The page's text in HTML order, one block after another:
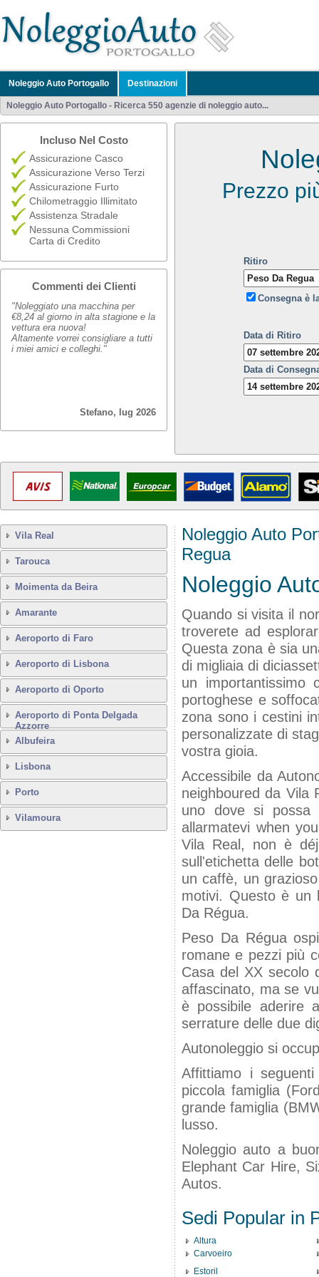
Noleggio Auto Portogallo Destinazioni
Noleggio Auto Portogallo - Ricerca 550 agenzie di noleggio auto...
Incluso Nel Costo
Assicurazione Casco
Assicurazione Verso Terzi
Assicurazione Furto
Chilometraggio Illimitato
Assistenza Stradale
Nessuna Commissioni
Carta di Credito
Commenti dei Clienti
"Noleggiato una macchina per
€8,24 al giorno in alta stagione e la
vettura era nuova!
Altamente vorrei consigliare a tutti
i miei amici e colleghi."
Stefano, lug 2026
Prezzo
Ritiro
Consegna è
Data di Ritiro
Data di
Vila Real
Tarouca
Moimenta da Beira
Amarante
Aeroporto di Faro
Aeroporto di Lisbona
Aeroporto di Oporto
Aeroporto di Ponta Delgada
Azzorre
Albufeira
Lisbona
Porto
Vilamoura
Noleggio Auto
Regua
Noleggio
Quando si visita il
troverete ad
Questa zona è sia
di migliaia di
un
portoghese e
zona sono i cestini
personalizzate di
vostra gioia.
Accessibile da
neighboured da Vila
uno dove si possa
allarmatevi when
Vila Real, non è
sull'etichetta delle
un caffè, un
motivi. Questo è un
Da Régua.
Peso Da Régua
romane e pezzi più
Casa del XX secolo
affascinato, ma se
è possibile aderire
serrature delle due
Autonoleggio si
Affittiamo i
piccola famiglia
grande famiglia
lusso.
Noleggio auto a
Elephant Car Hire,
Autos.
Sedi Popular in
Altura
Carvoeiro
Estoril